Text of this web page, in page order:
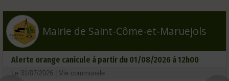
Mairie de Saint-Côme-et-Maruejols
Alerte orange canicule à partir du 01/08/2026 à 12h00
Le 31/07/2026 | Vie communale